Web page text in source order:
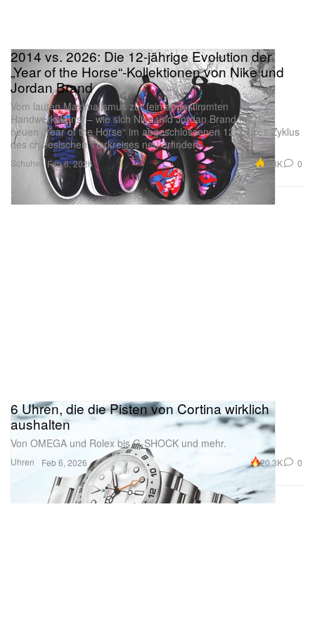
Schuhe
2014 vs. 2026: Die 12-jährige Evolution der
„Year of the Horse“-Kollektionen von Nike und
Jordan Brand
Vom lauten Maximalismus zur fein abgestimmten
Handwerkskunst – wie sich Nike und Jordan Brand mit dem
neuen „Year of the Horse“ im abgeschlossenen 12-Jahres-Zyklus
des chinesischen Tierkreises neu erfinden.
Feb 6, 2026 3.3K 0
Uhren
6 Uhren, die die Pisten von Cortina wirklich
aushalten
Von OMEGA und Rolex bis G‑SHOCK und mehr.
Feb 6, 2026 20.3K 0